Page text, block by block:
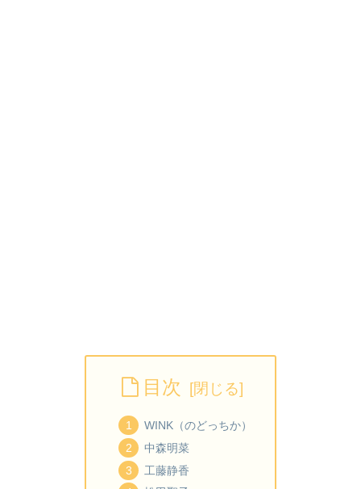
目次
WINK（のどっちか）
中森明菜
工藤静香